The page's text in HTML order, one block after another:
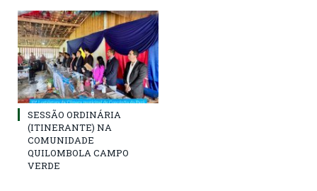
SESSÃO ORDINÁRIA
(ITINERANTE) NA
COMUNIDADE
QUILOMBOLA CAMPO
VERDE